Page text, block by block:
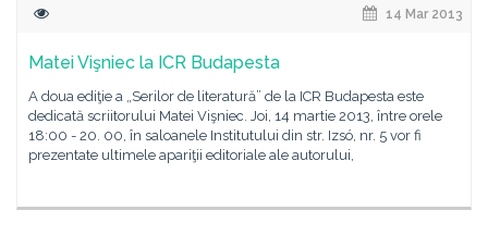
14 Mar 2013
Matei Vişniec la ICR Budapesta
A doua ediţie a „Serilor de literatură” de la ICR Budapesta este
dedicată scriitorului Matei Vişniec. Joi, 14 martie 2013, între orele
18:00 - 20. 00, în saloanele Institutului din str. Izsó, nr. 5 vor fi
prezentate ultimele apariţii editoriale ale autorului,